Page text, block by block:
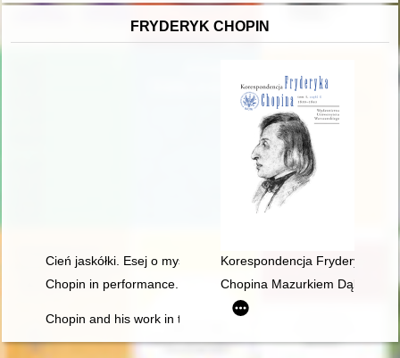
FRYDERYK CHOPIN
Cień jaskółki. Esej o myślach ChopinaKorespondencja Fryderyka
Chopin in performance. History, theory, practice
Chopina Mazurkiem
Chopin and his work in the context of culture. Vol 1-2